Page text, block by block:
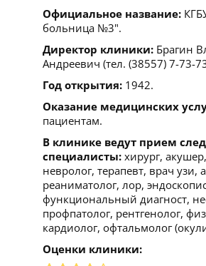
Официальное название:
больница №3".
Директор клиники: Брагин
Андреевич (тел. (38557) 7-73-
Год открытия: 1942.
Оказание медицинских
пациентам.
В клинике ведут прием
специалисты: хирург,
невролог, терапевт, врач узи,
реаниматолог, лор,
функциональный диагност,
профпатолог, рентгенолог,
кардиолог, офтальмолог
Оценки клиники: